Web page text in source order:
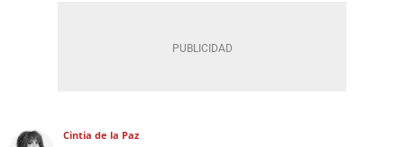
Cintia de la Paz